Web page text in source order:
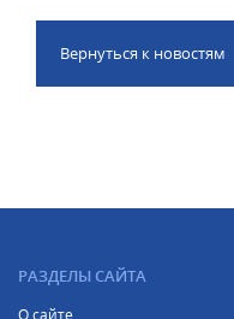
Вернуться к новостям
РАЗДЕЛЫ САЙТА
О сайте